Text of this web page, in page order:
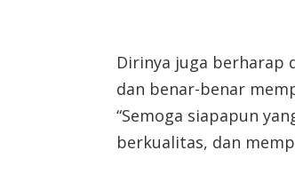
Dirinya juga berharap
dan benar-benar
“Semoga siapapun
berkualitas, dan